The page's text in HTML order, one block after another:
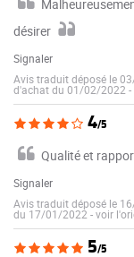
désirer
Signaler
Avis traduit déposé le
d'achat du 01/02/2022 -
4/5
Qualité et
Signaler
Avis traduit déposé le
du 17/01/2022 -voir
5/5